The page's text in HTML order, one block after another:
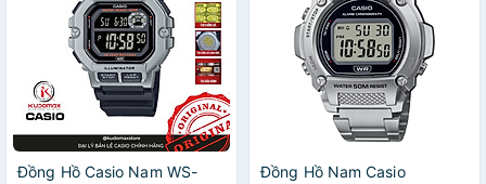
Đồng Hồ Casio Nam WS-
Đồng Hồ Nam Casio